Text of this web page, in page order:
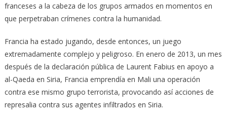
franceses a la cabeza de los grupos armados en momentos en
que perpetraban crímenes contra la humanidad.
Francia ha estado jugando, desde entonces, un juego
extremadamente complejo y peligroso. En enero de 2013, un mes
después de la declaración pública de Laurent Fabius en apoyo a
al-Qaeda en Siria, Francia emprendía en Mali una operación
contra ese mismo grupo terrorista, provocando así acciones de
represalia contra sus agentes infiltrados en Siria.